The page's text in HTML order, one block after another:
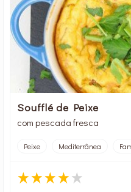
Soufflé de Peixe
com pescada fresca
Peixe Mediterrânea